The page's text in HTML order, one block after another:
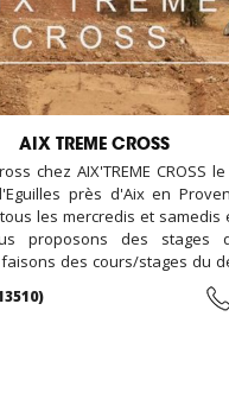
AIX TREME CROSS
chez AIX'TREME CROSS
près d'Aix en
les mercredis et samedis
proposons des stages
des cours/stages du
aussi bien des
Contactez-nous !